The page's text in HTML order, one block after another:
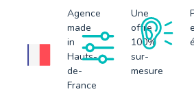
Agence
made
in
Hauts-
de-
France
Une
offre
100%
sur-
mesure